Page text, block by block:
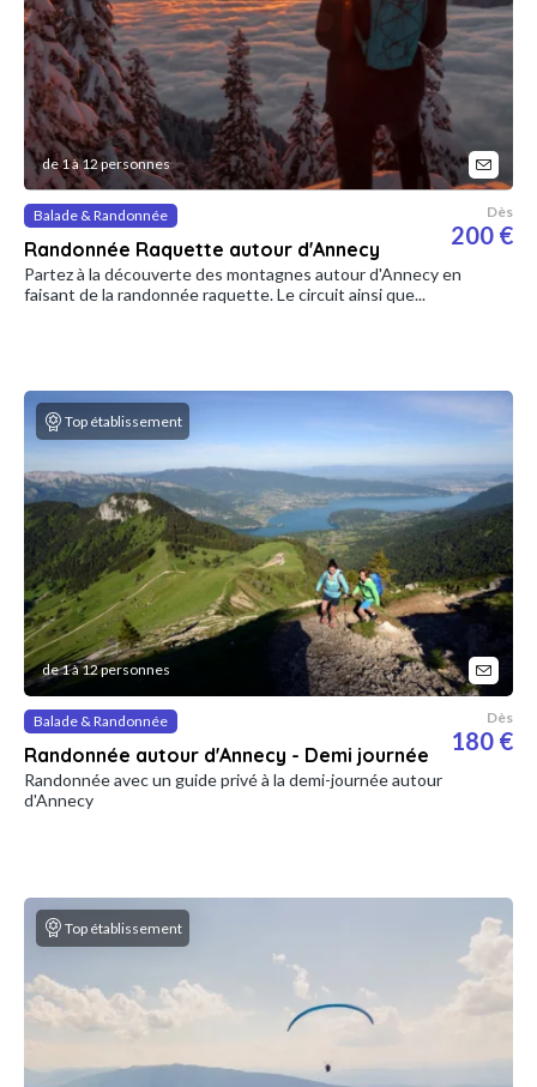
de 1 à 12 personnes
Balade & Randonnée
Randonnée Raquette autour d'Annecy
Dès
200 €
Partez à la découverte des montagnes autour d'Annecy en
faisant de la randonnée raquette. Le circuit ainsi que...
Top établissement
de 1 à 12 personnes
Balade & Randonnée
Randonnée autour d'Annecy - Demi journée
Dès
180 €
Randonnée avec un guide privé à la demi-journée autour
d'Annecy
Top établissement